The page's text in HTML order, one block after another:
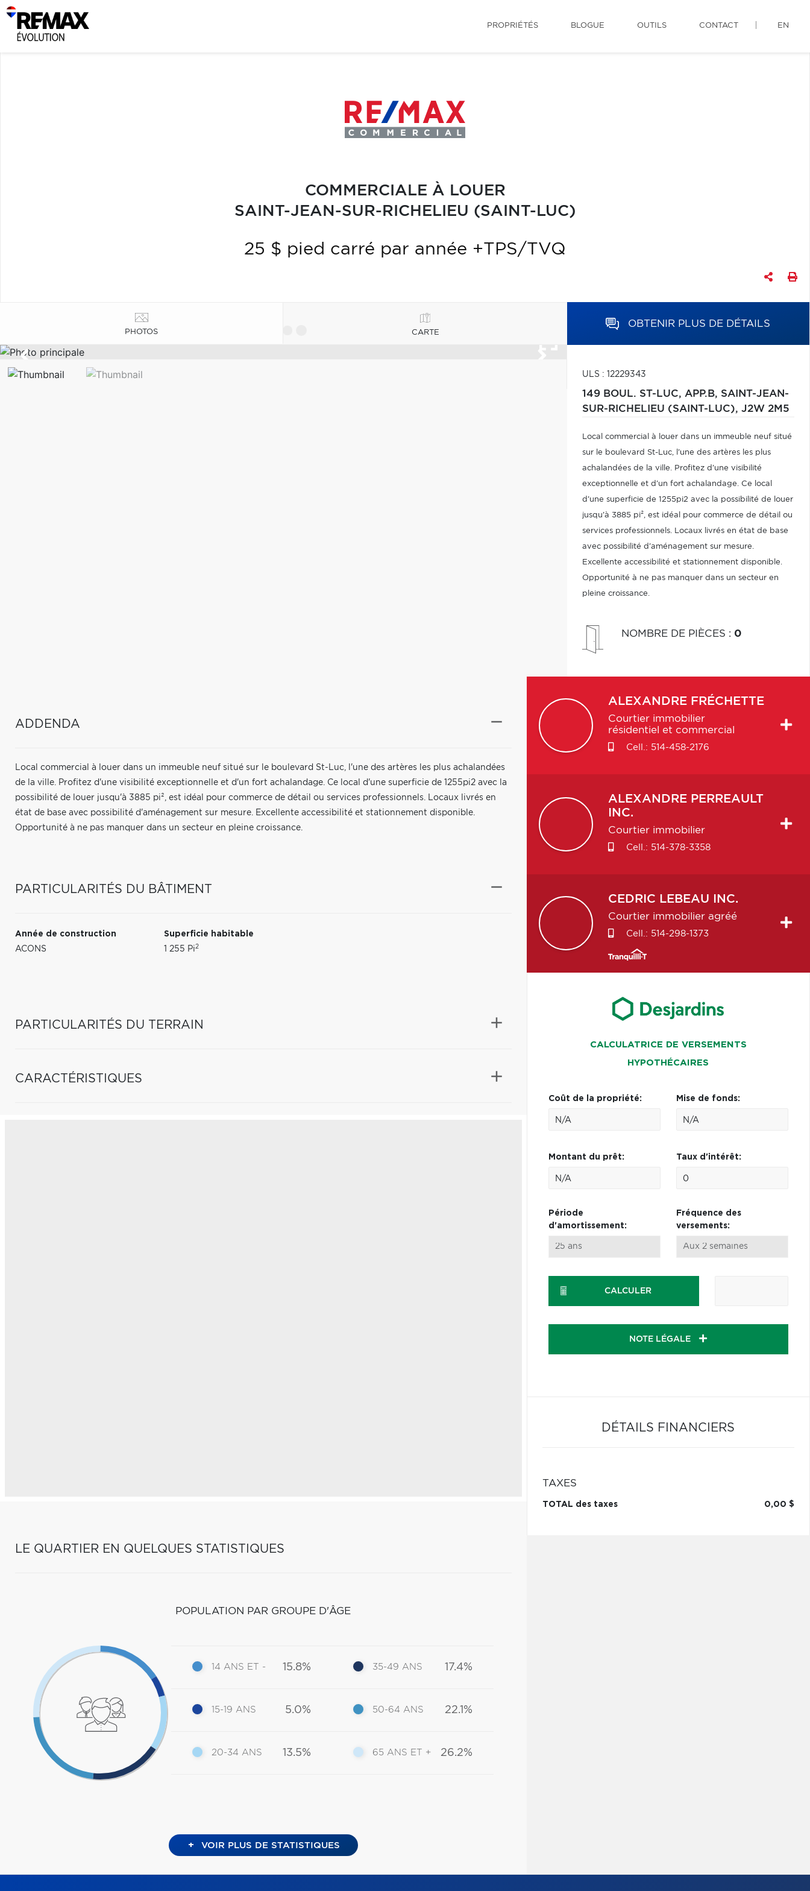
PROPRIÉTÉS BLOGUE OUTILS CONTACT EN
COMMERCIALE À LOUER
SAINT-JEAN-SUR-RICHELIEU (SAINT-LUC)
25 $ pied carré par année +TPS/TVQ
PHOTOS CARTE
OBTENIR PLUS DE DÉTAILS
ULS : 12229343
149 BOUL. ST-LUC, APP.B, SAINT-JEAN-
SUR-RICHELIEU (SAINT-LUC), J2W 2M5
Local commercial à louer dans un immeuble neuf situé
sur le boulevard St-Luc, l'une des artères les plus
achalandées de la ville. Profitez d'une visibilité
exceptionnelle et d'un fort achalandage. Ce local
d'une superficie de 1255pi2 avec la possibilité de louer
jusqu'à 3885 pi², est idéal pour commerce de détail ou
services professionnels. Locaux livrés en état de base
avec possibilité d'aménagement sur mesure.
Excellente accessibilité et stationnement disponible.
Opportunité à ne pas manquer dans un secteur en
pleine croissance.
NOMBRE DE PIÈCES : 0
ADDENDA
Local commercial à louer dans un immeuble neuf situé sur le boulevard St-Luc, l'une des artères les plus achalandées
de la ville. Profitez d'une visibilité exceptionnelle et d'un fort achalandage. Ce local d'une superficie de 1255pi2 avec la
possibilité de louer jusqu'à 3885 pi², est idéal pour commerce de détail ou services professionnels. Locaux livrés en
état de base avec possibilité d'aménagement sur mesure. Excellente accessibilité et stationnement disponible.
Opportunité à ne pas manquer dans un secteur en pleine croissance.
PARTICULARITÉS DU BÂTIMENT
Année de construction
ACONS
Superficie habitable
1 255 Pi2
PARTICULARITÉS DU TERRAIN
CARACTÉRISTIQUES
LE QUARTIER EN QUELQUES STATISTIQUES
POPULATION PAR GROUPE D'ÂGE
14 ANS ET - 15.8%
15-19 ANS 5.0%
20-34 ANS 13.5%
35-49 ANS 17.4%
50-64 ANS 22.1%
65 ANS ET + 26.2%
+ VOIR PLUS DE STATISTIQUES
ALEXANDRE FRÉCHETTE
Courtier immobilier
résidentiel et commercial
Cell.: 514-458-2176
ALEXANDRE PERREAULT
INC.
Courtier immobilier
Cell.: 514-378-3358
CEDRIC LEBEAU INC.
Courtier immobilier agréé
Cell.: 514-298-1373
CALCULATRICE DE VERSEMENTS
HYPOTHÉCAIRES
Coût de la propriété: Mise de fonds:
Montant du prêt: Taux d'intérêt:
Période
d'amortissement:
Fréquence des
versements:
CALCULER
NOTE LÉGALE
DÉTAILS FINANCIERS
TAXES
TOTAL des taxes 0,00 $